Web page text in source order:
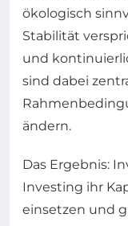
ökologisch
Stabilität
und
sind dabei
ändern.
Das Ergebnis:
Investing ihr
einsetzen und